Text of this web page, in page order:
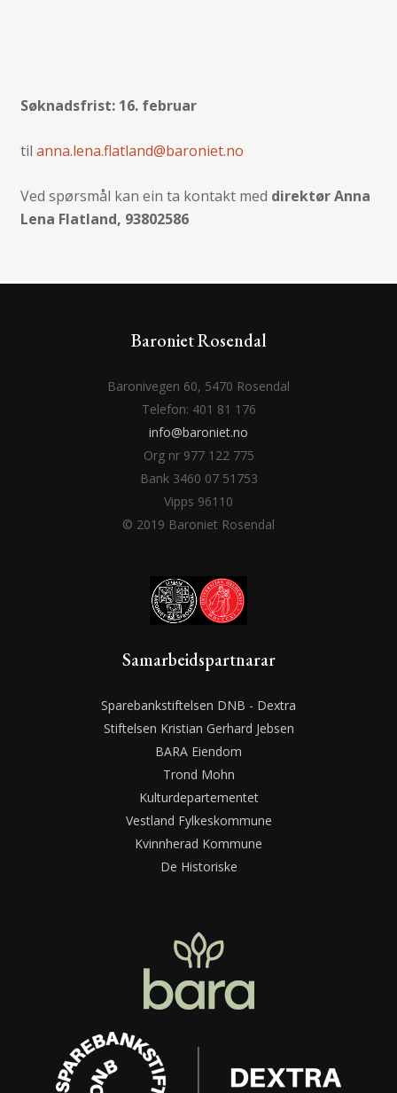
Søknadsfrist: 16. februar
til anna.lena.flatland@baroniet.no
Ved spørsmål kan ein ta kontakt med direktør Anna
Lena Flatland, 93802586
Baroniet Rosendal
Baronivegen 60, 5470 Rosendal
Telefon: 401 81 176
info@baroniet.no
Org nr 977 122 775
Bank 3460 07 51753
Vipps 96110
© 2019 Baroniet Rosendal
Samarbeidspartnarar
Sparebankstiftelsen DNB - Dextra
Stiftelsen Kristian Gerhard Jebsen
BARA Eiendom
Trond Mohn
Kulturdepartementet
Vestland Fylkeskommune
Kvinnherad Kommune
De Historiske